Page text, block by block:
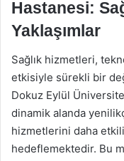
Hastanesi:
Yaklaşımlar
Sağlık hizmetleri,
etkisiyle sürekli bir
Dokuz Eylül
dinamik alanda
hizmetlerini daha
hedeflemektedir. Bu